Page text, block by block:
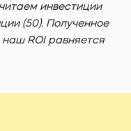
инвестиции
(50). Полученное
ROI равняется